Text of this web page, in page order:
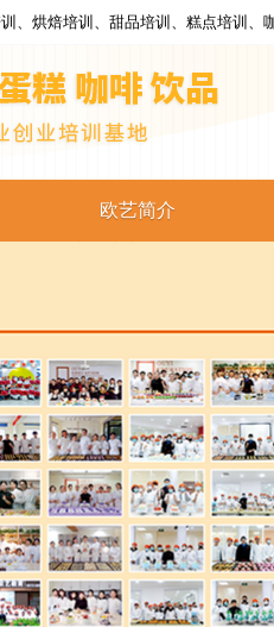
、烘焙培训、甜品培训、糕点培训、
欧艺简介